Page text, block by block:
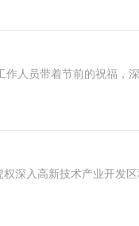
作人员带着节前的祝福，
深入高新技术产业开发